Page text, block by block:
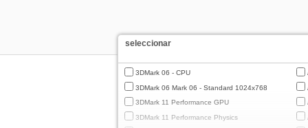
seleccionar
3DMark 06 - CPU
3DMark 06 Mark 06 - Standard 1024x768
3DMark 11 Performance GPU
3DMark 11 Performance Physics